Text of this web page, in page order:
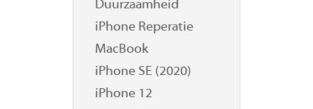
Duurzaamheid
iPhone Reperatie
MacBook
iPhone SE (2020)
iPhone 12